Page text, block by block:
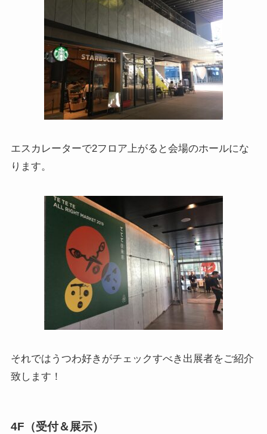
エスカレーターで2フロア上がると会場のホールにな
ります。
それではうつわ好きがチェックすべき出展者をご紹介
致します！
4F（受付＆展示）